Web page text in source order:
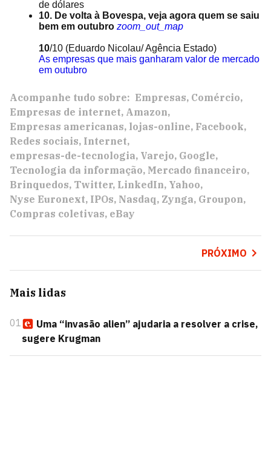
de dólares
10. De volta à Bovespa, veja agora quem se saiu
bem em outubro zoom_out_map
10/10 (Eduardo Nicolau/ Agência Estado)
As empresas que mais ganharam valor de mercado
em outubro
Acompanhe tudo sobre: Empresas Comércio
Empresas de internet Amazon
Empresas americanas lojas-online Facebook
Redes sociais Internet
empresas-de-tecnologia Varejo Google
Tecnologia da informação Mercado financeiro
Brinquedos Twitter LinkedIn Yahoo
Nyse Euronext IPOs Nasdaq Zynga Groupon
Compras coletivas eBay
PRÓXIMO
Mais lidas
01
Uma “invasão alien” ajudaria a resolver a crise,
sugere Krugman